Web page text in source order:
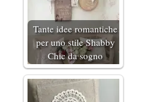
Tante idee romantiche
per uno stile Shabby
Chic da sogno